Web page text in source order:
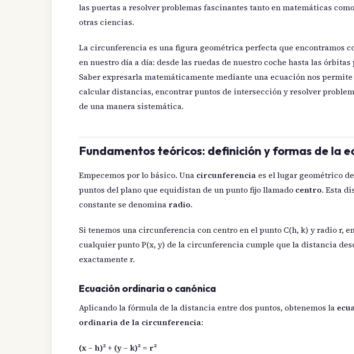
las puertas a resolver problemas fascinantes tanto en matemáticas
otras ciencias.
La circunferencia es una figura geométrica perfecta que encontramos
en nuestro día a día: desde las ruedas de nuestro coche hasta las
Saber expresarla matemáticamente mediante una ecuación nos
calcular distancias, encontrar puntos de intersección y resolver
de una manera sistemática.
Fundamentos teóricos: definición y formas de la
Empecemos por lo básico. Una circunferencia es el lugar geométrico
puntos del plano que equidistan de un punto fijo llamado centro. Esta
constante se denomina radio.
Si tenemos una circunferencia con centro en el punto C(h, k) y radio r,
cualquier punto P(x, y) de la circunferencia cumple que la distancia
exactamente r.
Ecuación ordinaria o canónica
Aplicando la fórmula de la distancia entre dos puntos, obtenemos la
ordinaria de la circunferencia:
(x – h)² + (y – k)² = r²